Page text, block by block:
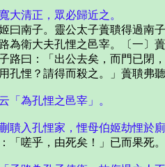
大清正，眾必歸近之。
南子。靈公太子蕢聵得過南子
為衛大夫孔悝之邑宰。〔一〕
路曰：「出公去矣，而門已閉
孔悝？請得而殺之。」蕢聵弗
「為孔悝之邑宰」。
聵入孔悝家，悝母伯姬劫悝於
嗟乎，由死矣！」已而果死。